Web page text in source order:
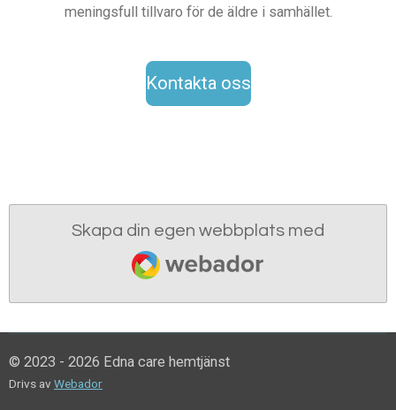
meningsfull tillvaro för de äldre i samhället.
Kontakta oss
Skapa din egen webbplats med
Webador
© 2023 - 2026 Edna care hemtjänst
Drivs av Webador